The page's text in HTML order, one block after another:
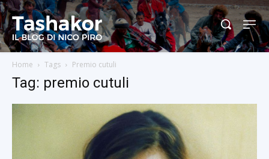
Home Tags Premio cutuli
Tag: premio cutuli